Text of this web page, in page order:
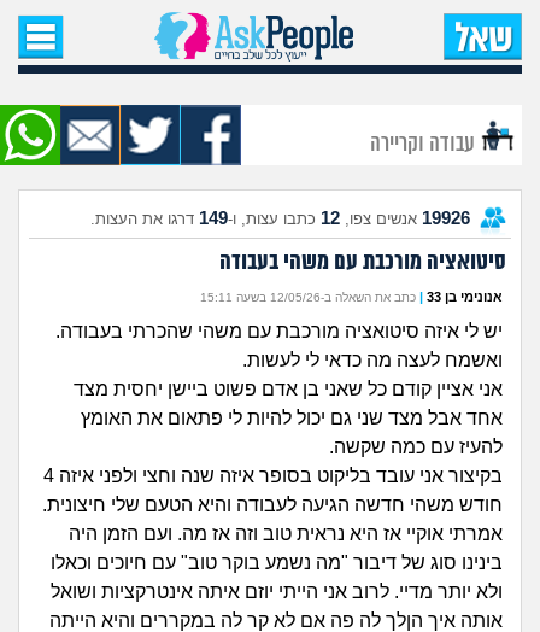
עמוד הבית
שאל שאלה
שאלות חדשות
שאלות שעוררו עניין
עצות חדשות
מה קורה כאן?
מתחם הטיפים
מדורים
זוגיות
היריון ולידה
חיפוש שאלות
הרשמה | התחברות
עבודה וקריירה
19926 אנשים צפו, 12 כתבו עצות, ו-149 דרגו את העצות.
סיטואציה מורכבת עם משהי בעבודה
אנונימי בן 33 | כתב את השאלה ב-12/05/26 בשעה 15:11
יש לי איזה סיטואציה מורכבת עם משהי שהכרתי בעבודה.
ואשמח לעצה מה כדאי לי לעשות.
אני אציין קודם כל שאני בן אדם פשוט ביישן יחסית מצד
אחד אבל מצד שני גם יכול להיות לי פתאום את האומץ
להעיז עם כמה שקשה.
בקיצור אני עובד בליקוט בסופר איזה שנה וחצי ולפני איזה 4
חודש משהי חדשה הגיעה לעבודה והיא הטעם שלי חיצונית.
אמרתי אוקיי אז היא נראית טוב וזה אז מה. ועם הזמן היה
בינינו סוג של דיבור "מה נשמע בוקר טוב" עם חיוכים וכאלו
ולא יותר מדיי. לרוב אני הייתי יוזם איתה אינטרקציות ושואל
אותה איך הןלך לה פה אם לא קר לה במקררים והיא הייתה